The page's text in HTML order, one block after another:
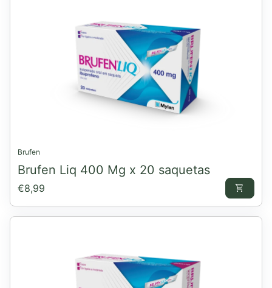
Brufen
Brufen Liq 400 Mg x 20 saquetas
Preço normal
€8,99 shopping_cart